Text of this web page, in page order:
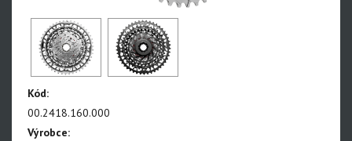
GX Eagle
NX Eagle
SX Eagle
GX
Kód:
00.2418.160.000
Výrobce: